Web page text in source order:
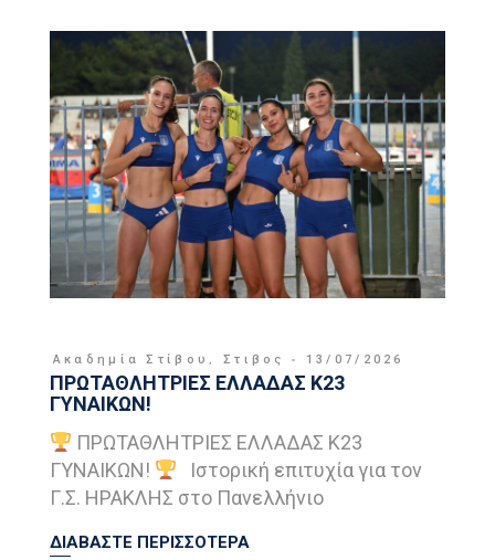
Ακαδημία Στίβου , Στιβος 13/07/2026
ΠΡΩΤΑΘΛΗΤΡΙΕΣ ΕΛΛΑΔΑΣ Κ23
ΓΥΝΑΙΚΩΝ!
ΠΡΩΤΑΘΛΗΤΡΙΕΣ ΕΛΛΑΔΑΣ Κ23
ΓΥΝΑΙΚΩΝ!
Ιστορική επιτυχία για τον
Γ.Σ. ΗΡΑΚΛΗΣ στο Πανελλήνιο
ΔΙΑΒΑΣΤΕ ΠΕΡΙΣΣΟΤΕΡΑ